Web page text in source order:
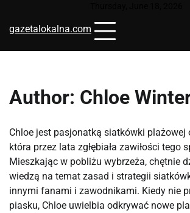
content
gazetalokalna.com
Author: Chloe
Chloe jest pasjonatką siatkówki plażowej
która przez lata zgłębiała zawiłości tego
Mieszkając w pobliżu wybrzeża, chętnie
wiedzą na temat zasad i strategii
innymi fanami i zawodnikami. Kiedy nie
piasku, Chloe uwielbia odkrywać nowe